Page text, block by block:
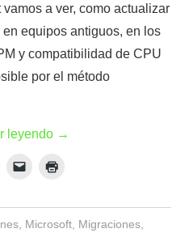
a ver, como actualizar
equipos antiguos, en los
y compatibilidad de CPU
por el método
leyendo →
, Microsoft, Migraciones,